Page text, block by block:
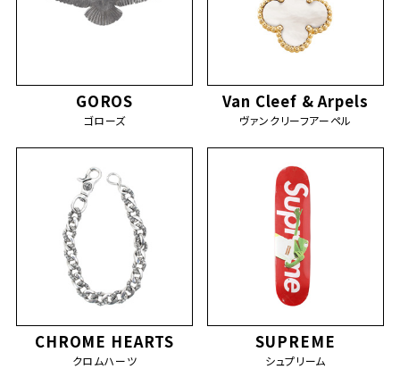
GOROS
ゴローズ
Van Cleef & Arpels
ヴァンクリーフアーペル
CHROME HEARTS
クロムハーツ
SUPREME
シュプリーム